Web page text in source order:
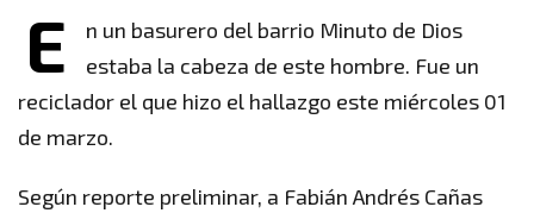
E
n un basurero del barrio Minuto de Dios
estaba la cabeza de este hombre. Fue un
reciclador el que hizo el hallazgo este miércoles 01
de marzo.
Según reporte preliminar, a Fabián Andrés Cañas